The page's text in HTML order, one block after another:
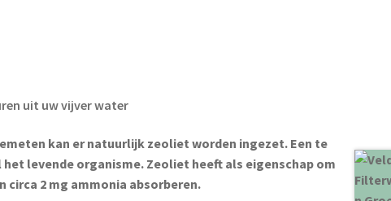
uit uw vijver water
kan er natuurlijk zeoliet worden ingezet. Een te
levende organisme. Zeoliet heeft als eigenschap om
2 mg ammonia absorberen.